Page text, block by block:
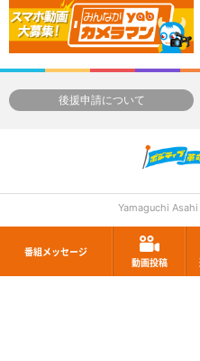
番組メッセージ
動画投稿
後援申請について
Yamaguchi